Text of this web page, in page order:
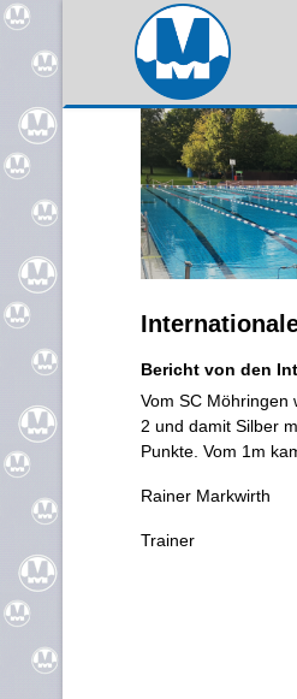
Bericht von den
Vom SC Möhringen
2 und damit Silber
Punkte. Vom 1m
Rainer Markwirth
Trainer